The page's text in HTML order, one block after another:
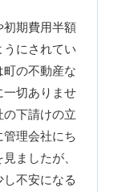
初期費用半額
うにされてい
町の不動産な
一切ありませ
の下請けの立
理会社にち
ましたが、
不安になる